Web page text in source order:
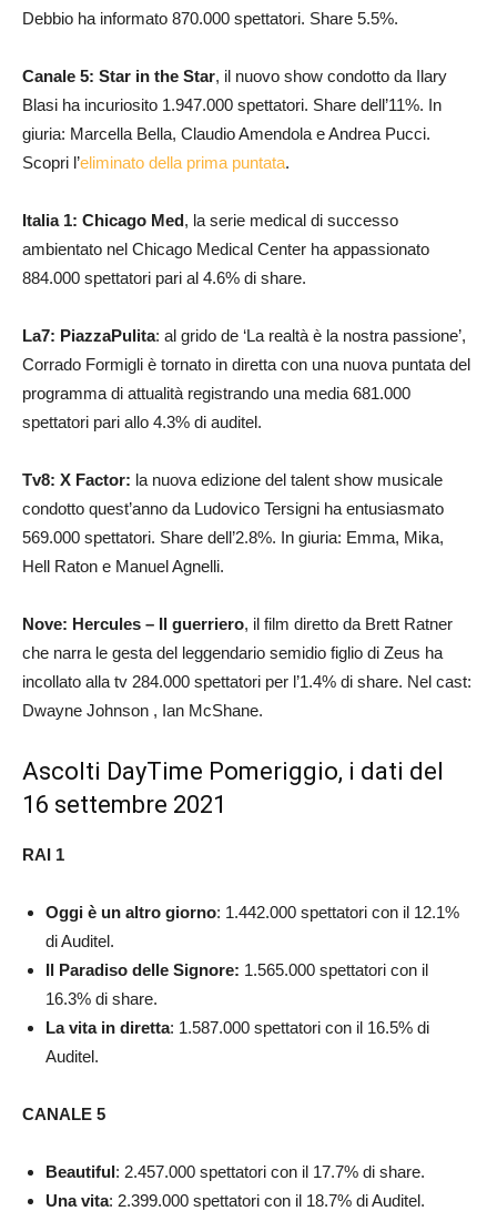
Debbio ha informato 870.000 spettatori. Share 5.5%.
Canale 5: Star in the Star, il nuovo show condotto da Ilary
Blasi ha incuriosito 1.947.000 spettatori. Share dell’11%. In
giuria: Marcella Bella, Claudio Amendola e Andrea Pucci.
Scopri l’eliminato della prima puntata.
Italia 1: Chicago Med, la serie medical di successo
ambientato nel Chicago Medical Center ha appassionato
884.000 spettatori pari al 4.6% di share.
La7: PiazzaPulita: al grido de ‘La realtà è la nostra passione’,
Corrado Formigli è tornato in diretta con una nuova puntata del
programma di attualità registrando una media 681.000
spettatori pari allo 4.3% di auditel.
Tv8: X Factor: la nuova edizione del talent show musicale
condotto quest’anno da Ludovico Tersigni ha entusiasmato
569.000 spettatori. Share dell’2.8%. In giuria: Emma, Mika,
Hell Raton e Manuel Agnelli.
Nove: Hercules – Il guerriero, il film diretto da Brett Ratner
che narra le gesta del leggendario semidio figlio di Zeus ha
incollato alla tv 284.000 spettatori per l’1.4% di share. Nel cast:
Dwayne Johnson , Ian McShane.
Ascolti DayTime Pomeriggio, i dati del
16 settembre 2021
RAI 1
Oggi è un altro giorno: 1.442.000 spettatori con il 12.1%
di Auditel.
Il Paradiso delle Signore: 1.565.000 spettatori con il
16.3% di share.
La vita in diretta: 1.587.000 spettatori con il 16.5% di
Auditel.
CANALE 5
Beautiful: 2.457.000 spettatori con il 17.7% di share.
Una vita: 2.399.000 spettatori con il 18.7% di Auditel.